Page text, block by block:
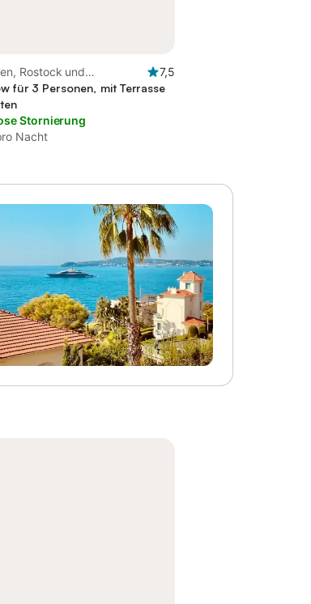
Rostock und
7,5
für 3 Personen, mit Terrasse
Stornierung
Nacht